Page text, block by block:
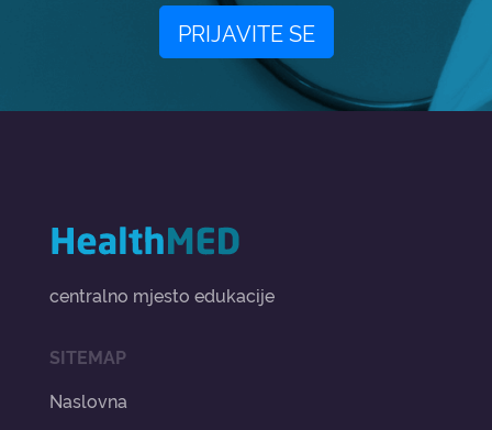
PRIJAVITE SE
centralno mjesto edukacije
SITEMAP
Naslovna